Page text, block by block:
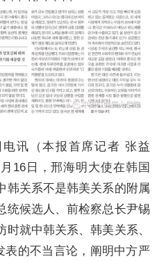
讯（本报首席记者 张益
16日，邢海明大使在韩国
韩关系不是韩美关系的附属
统候选人、前检察总长尹锡
就中韩关系、韩美关系、
表的不当言论，阐明中方严